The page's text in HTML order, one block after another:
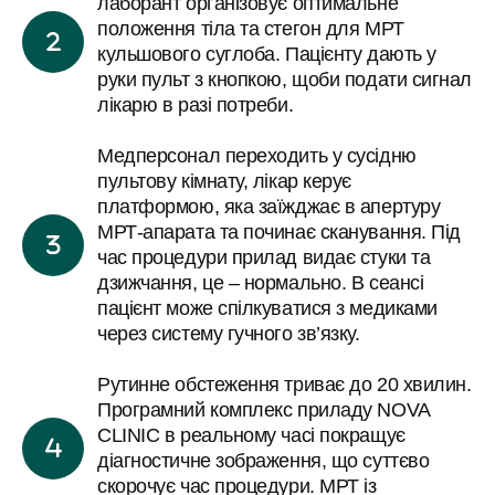
контроль за станом ендопротеза з пластику
чи немагнітного металу;
запальні ураження суглоба (артрит) чи
суглобової сумки (бурсит, синовіт);
тазостегнового зчленування (дисплазія
кульшового суглоба тощо);
рання діагностика пухлинних процесів з
ураженням кульшового суглоба.
Пройти якісне МРТ кульшових суглобів в NOVA
CLINIC можна й без направлення лікаря.
організує обстеження та складе вичерпний
діагностичний висновок. Це буде актуальним для
моніторингу хронічної патології кульшового
суглоба або тоді, коли людина сама відчуває
жінкам проводять обстеження лише після огляду
компетентного спеціаліста. А якщо треба
підсилити МРТ контрастуванням – попередньо
робимо аналізи крові на функцію нирок.
Перешкодою для МРТ кульшових суглобів
можуть стати металеві предмети, яких не можна
позбутися: медикаментозні помпи,
кардіостимулятор чи магнітні метали в тілі
(уламки, спиці).
Усі питання щодо підготовки до МРТ кульшових
суглобів обговорюються з пацієнтом до
призначення процедури. Так ми враховуємо
індивідуальні особливості людини, наприклад –
МРТ кульшового суглоба з контрастом і без:
коли що обирати
Стандартне (рутинне) МРТ розв’язує дуже
широке коло діагностичних завдань, візуалізує
положення тіла та стегон для МРТ
кульшового суглоба. Пацієнту дають у
руки пульт з кнопкою, щоби подати сигнал
лікарю в разі потреби.
Медперсонал переходить у сусідню
пультову кімнату, лікар керує
платформою, яка заїжджає в апертуру
МРТ-апарата та починає сканування. Під
час процедури прилад видає стуки та
дзижчання, це – нормально. В сеансі
пацієнт може спілкуватися з медиками
через систему гучного зв’язку.
Рутинне обстеження триває до 20 хвилин.
Програмний комплекс приладу NOVA
CLINIC в реальному часі покращує
діагностичне зображення, що суттєво
скорочує час процедури. МРТ із